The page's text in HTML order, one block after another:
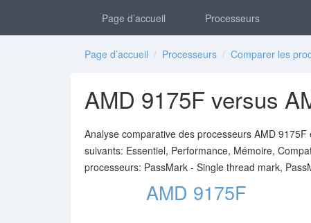
Page d’accueil Processeurs
Page d’accueil / Processeurs / Comparer les
AMD 9175F versus
Analyse comparative des processeurs AMD
suivants: Essentiel, Performance, Mémoire,
processeurs: PassMark - Single thread mark,
AMD 9175F